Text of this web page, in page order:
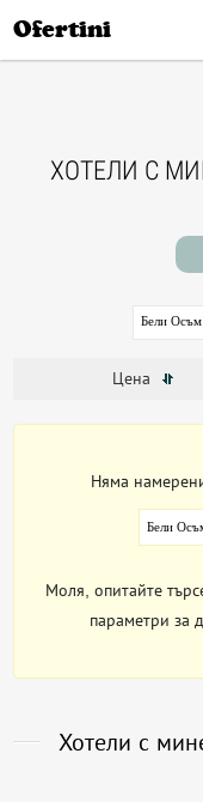
Ofertini
ХОТЕЛИ С
Бели Осъм
Цена
Няма
Бели
Моля, опитайте
параметри за
Хотели с